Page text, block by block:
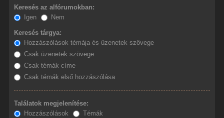
Keresés az alfórumokban:
Igen
Nem
Keresés tárgya:
Hozzászólások témája és üzenetek szövege
Csak üzenetek szövege
Csak témák címe
Csak témák első hozzászólása
Találatok megjelenítése:
Hozzászólások
Témák